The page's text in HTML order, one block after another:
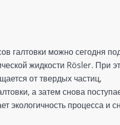
галтовки можно сегодня
жидкости Rösler. При
от твердых частиц,
а затем снова
экологичность процесса и